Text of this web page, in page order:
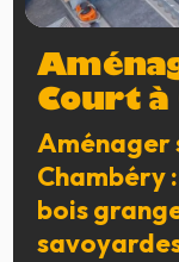
Court
Aménager
Chambéry
bois